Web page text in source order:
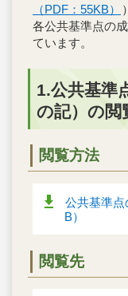
（PDF：55KB）
各公共基準点の
ています。
1.公共基準
の記）の閲
閲覧方法
公共基準点
B）
閲覧先